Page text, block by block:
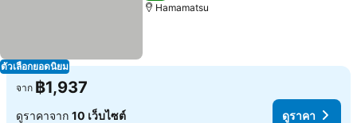
ตัวเลือกยอดนิยม
Hamamatsu
จาก ฿1,937
ดูราคาจาก 10 เว็บไซต์ ดูราคา